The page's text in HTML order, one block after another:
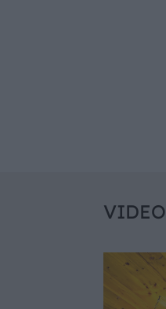
VIDEO